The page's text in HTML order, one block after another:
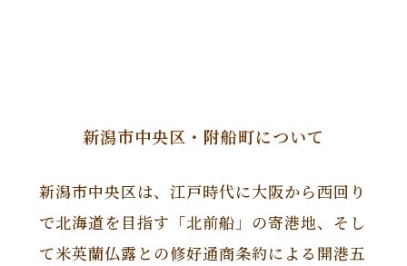
新潟市中央区・附船町について
新潟市中央区は、江戸時代に大阪から西回り
で北海道を目指す「北前船」の寄港地、そし
て米英蘭仏露との修好通商条約による開港五